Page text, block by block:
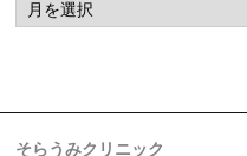
そらうみクリニック